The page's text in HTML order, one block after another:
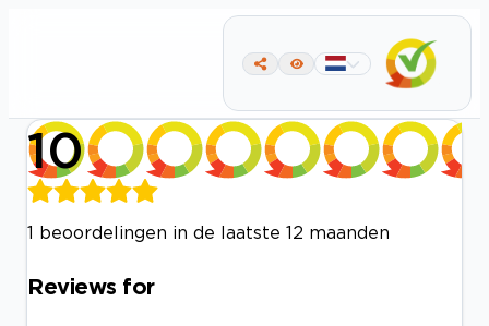
10
1 beoordelingen in de laatste 12 maanden
Reviews for